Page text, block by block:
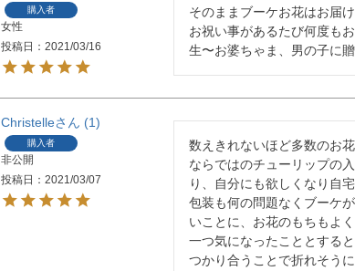
購入者
女性
投稿日
2021/03/16
そのままブーケお花はお届
お祝い事があるたび何度も
生〜お婆ちゃま、男の子に
Christelle 1
購入者
非公開
投稿日
2021/03/07
数えきれないほど多数のお
ならではのチューリップの
り、自分にも欲しくなり自
包装も何の問題なくブーケ
いことに、お花のもちもよ
一つ気になったこととする
つかり合うことで折れそう